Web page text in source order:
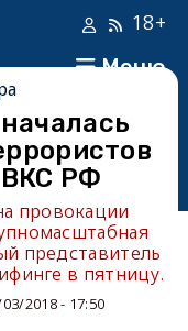
Меню
18+
РФ
провокации
представитель
в пятницу.
2018 - 17:50